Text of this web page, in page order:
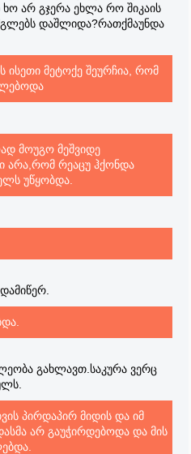
ხო არ გჯერა ეხლა რო შიკაის
დაშლიდა?რათქმაუნდა
მეტოქე შეურჩია, რომ
მოუგო მეშვიდე
არა,რომ რეაცუ ჰქონდა
უწყობდა.
გახლავთ.საკურა ვერც
პირდაპირ მიდის და იმ
არ გაუჭირდებოდა და მის